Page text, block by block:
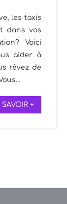
les taxis
dans vos
Voici
aider à
rêvez de
+